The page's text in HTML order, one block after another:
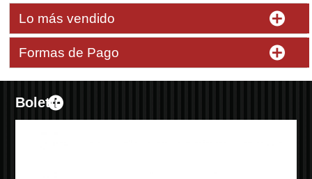
Lo más vendido
Formas de Pago
Boletín